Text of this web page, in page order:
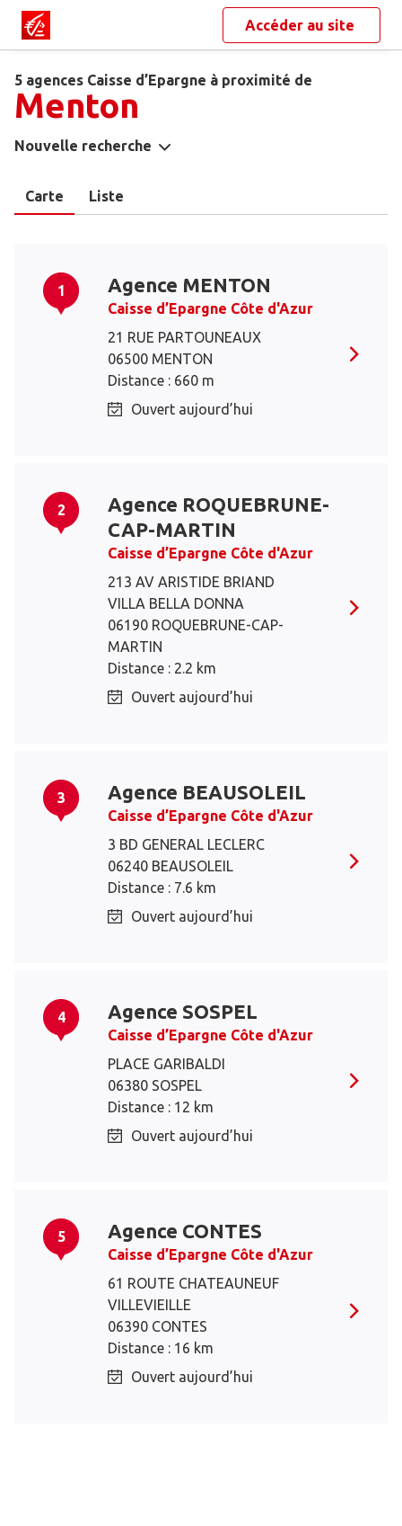
Accéder au site
5 agences Caisse d’Epargne à proximité de
Menton
Nouvelle recherche
Carte Liste
1 Agence MENTON
Caisse d’Epargne Côte d'Azur
21 RUE PARTOUNEAUX
06500 MENTON
Distance : 660 m
Ouvert aujourd’hui
2
Agence ROQUEBRUNE-
CAP-MARTIN
Caisse d’Epargne Côte d'Azur
213 AV ARISTIDE BRIAND
VILLA BELLA DONNA
06190 ROQUEBRUNE-CAP-
MARTIN
Distance : 2.2 km
Ouvert aujourd’hui
3 Agence BEAUSOLEIL
Caisse d’Epargne Côte d'Azur
3 BD GENERAL LECLERC
06240 BEAUSOLEIL
Distance : 7.6 km
Ouvert aujourd’hui
4 Agence SOSPEL
Caisse d’Epargne Côte d'Azur
PLACE GARIBALDI
06380 SOSPEL
Distance : 12 km
Ouvert aujourd’hui
5 Agence CONTES
Caisse d’Epargne Côte d'Azur
61 ROUTE CHATEAUNEUF
VILLEVIEILLE
06390 CONTES
Distance : 16 km
Ouvert aujourd’hui